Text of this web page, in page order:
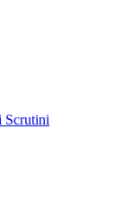
Scrutini